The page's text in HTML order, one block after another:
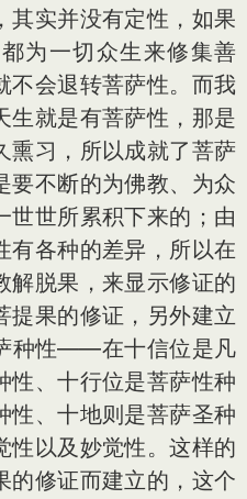
其实并没有定性，如果
为一切众生来修集善
不会退转菩萨性。而我
生就是有菩萨性，那是
熏习，所以成就了菩萨
要不断的为佛教、为众
世世所累积下来的；由
有各种的差异，所以在
解脱果，来显示修证的
提果的修证，另外建立
种性——在十信位是凡
性、十行位是菩萨性种
性、十地则是菩萨圣种
性以及妙觉性。这样的
的修证而建立的，这个